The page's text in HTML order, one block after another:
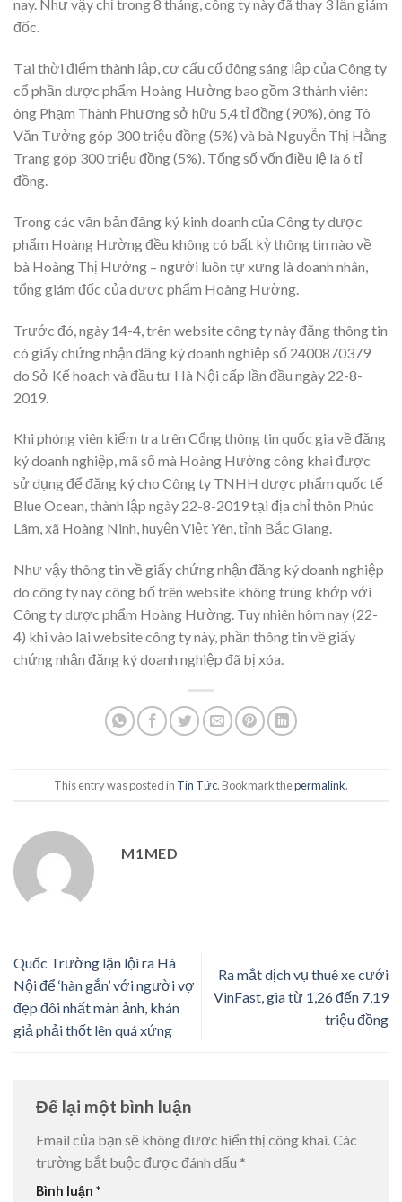
nay. Như vậy chỉ trong 8 tháng, công ty này đã thay 3 lần giám
đốc.
Tại thời điểm thành lập, cơ cấu cổ đông sáng lập của Công ty
cổ phần dược phẩm Hoàng Hường bao gồm 3 thành viên:
ông Phạm Thành Phương sở hữu 5,4 tỉ đồng (90%), ông Tô
Văn Tưởng góp 300 triệu đồng (5%) và bà Nguyễn Thị Hằng
Trang góp 300 triệu đồng (5%). Tổng số vốn điều lệ là 6 tỉ
đồng.
Trong các văn bản đăng ký kinh doanh của Công ty dược
phẩm Hoàng Hường đều không có bất kỳ thông tin nào về
bà Hoàng Thị Hường – người luôn tự xưng là doanh nhân,
tổng giám đốc của dược phẩm Hoàng Hường.
Trước đó, ngày 14-4, trên website công ty này đăng thông tin
có giấy chứng nhận đăng ký doanh nghiệp số 2400870379
do Sở Kế hoạch và đầu tư Hà Nội cấp lần đầu ngày 22-8-
2019.
Khi phóng viên kiểm tra trên Cổng thông tin quốc gia về đăng
ký doanh nghiệp, mã số mà Hoàng Hường công khai được
sử dụng để đăng ký cho Công ty TNHH dược phẩm quốc tế
Blue Ocean, thành lập ngày 22-8-2019 tại địa chỉ thôn Phúc
Lâm, xã Hoàng Ninh, huyện Việt Yên, tỉnh Bắc Giang.
Như vậy thông tin về giấy chứng nhận đăng ký doanh nghiệp
do công ty này công bố trên website không trùng khớp với
Công ty dược phẩm Hoàng Hường. Tuy nhiên hôm nay (22-
4) khi vào lại website công ty này, phần thông tin về giấy
chứng nhận đăng ký doanh nghiệp đã bị xóa.
This entry was posted in Tin Tức. Bookmark thepermalink.
M1MED
Quốc Trường lặn lội ra Hà
Nội để ‘hàn gắn’ với người vợ
đẹp đôi nhất màn ảnh, khán
giả phải thốt lên quá xứng
Ra mắt dịch vụ thuê xe cưới
VinFast, gia từ 1,26 đến 7,19
triệu đồng
Để lại một bình luận
Email của bạn sẽ không được hiển thị công khai.Các
trường bắt buộc được đánh dấu *
Bình luận *